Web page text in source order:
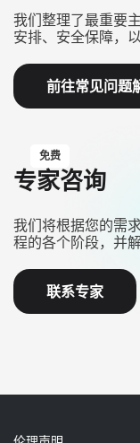
我们整理了最重要
安排、安全保障，
前往常见问题
免费
专家咨询
我们将根据您的需
程的各个阶段，并
联系专家